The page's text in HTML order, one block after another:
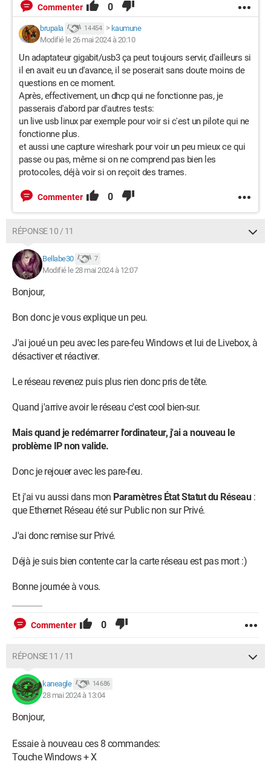
Commenter 0
brupala 14 454 > kaumune
Modifié le 26 mai 2024 à 20:10
Un adaptateur gigabit/usb3 ça peut toujours servir, d'ailleurs si
il en avait eu un d'avance, il se poserait sans doute moins de
questions en ce moment.
Après, effectivement, un dhcp qui ne fonctionne pas, je
passerais d'abord par d'autres tests:
un live usb linux par exemple pour voir si c'est un pilote qui ne
fonctionne plus.
et aussi une capture wireshark pour voir un peu mieux ce qui
passe ou pas, même si on ne comprend pas bien les
protocoles, déjà voir si on reçoit des trames.
Commenter 0
RÉPONSE 10 / 11
Bellabe30 7
Modifié le 28 mai 2024 à 12:07
Bonjour,
Bon donc je vous explique un peu.
J'ai joué un peu avec les pare-feu Windows et lui de Livebox, à
désactiver et réactiver.
Le réseau revenez puis plus rien donc pris de tête.
Quand j'arrive avoir le réseau c'est cool bien-sur.
Mais quand je redémarrer l'ordinateur, j'ai a nouveau le
problème IP non valide.
Donc je rejouer avec les pare-feu.
Et j'ai vu aussi dans mon Paramètres État Statut du Réseau:
que Ethernet Réseau été sur Public non sur Privé.
J'ai donc remise sur Privé.
Déjà je suis bien contente car la carte réseau est pas mort :)
Bonne journée à vous.
Commenter 0
RÉPONSE 11 / 11
kaneagle 14 686
28 mai 2024 à 13:04
Bonjour,
Essaie à nouveau ces 8 commandes:
Touche Windows + X